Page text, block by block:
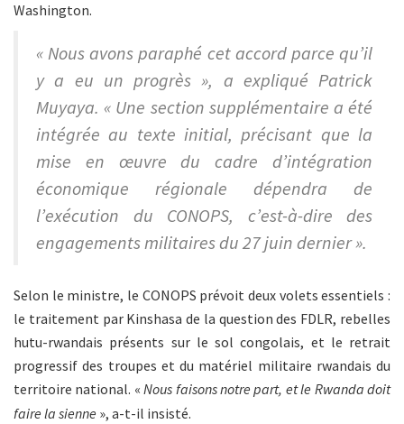
Washington.
« Nous avons paraphé cet accord parce qu’il
y a eu un progrès », a expliqué Patrick
Muyaya. « Une section supplémentaire a été
intégrée au texte initial, précisant que la
mise en œuvre du cadre d’intégration
économique régionale dépendra de
l’exécution du CONOPS, c’est-à-dire des
engagements militaires du 27 juin dernier ».
Selon le ministre, le CONOPS prévoit deux volets essentiels :
le traitement par Kinshasa de la question des FDLR, rebelles
hutu-rwandais présents sur le sol congolais, et le retrait
progressif des troupes et du matériel militaire rwandais du
territoire national. «Nous faisons notre part, et le Rwanda doit
faire la sienne », a-t-il insisté.